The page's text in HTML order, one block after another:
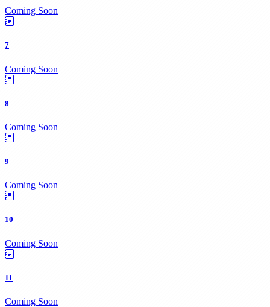
Coming Soon
7
Coming Soon
8
Coming Soon
9
Coming Soon
10
Coming Soon
11
Coming Soon